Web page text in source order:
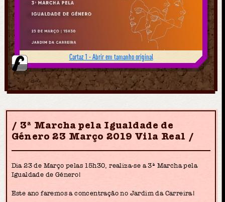
Cartaz 1 - Abrir em tamanho original
3ª Marcha pela Igualdade de
Género 23 Março 2019 Vila Real
Dia 23 de Março pelas 15h30, realiza-se a 3ª Marcha pela
Igualdade de Género!
Este ano faremos a concentração no Jardim da Carreira!